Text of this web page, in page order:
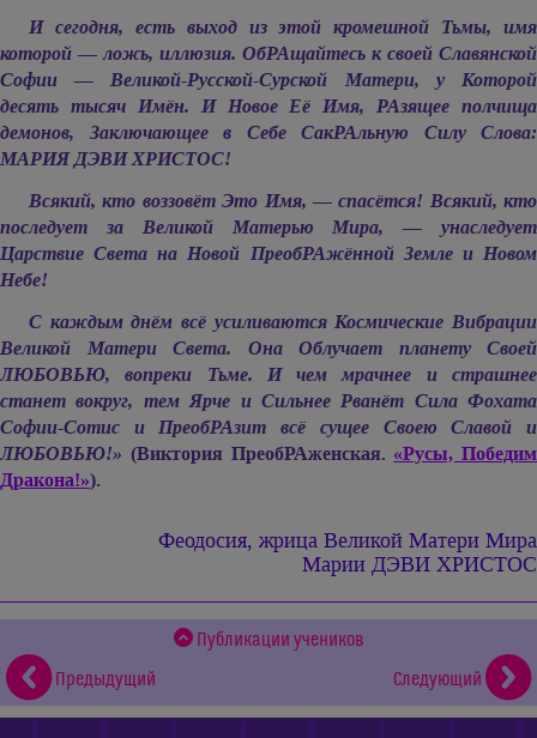
И сегодня, есть выход из этой кромешной Тьмы, имя
которой — ложь, иллюзия. ОбРАщайтесь к своей Славянской
Софии — Великой-Русской-Сурской Матери, у Которой
десять тысяч Имён. И Новое Её Имя, РАзящее полчища
демонов, Заключающее в Себе СакРАльную Силу Слова:
МАРИЯ ДЭВИ ХРИСТОС!
Всякий, кто воззовёт Это Имя, — спасётся! Всякий, кто
последует за Великой Матерью Мира, — унаследует
Царствие Света на Новой ПреобРАжённой Земле и Новом
Небе!
С каждым днём всё усиливаются Космические Вибрации
Великой Матери Света. Она Облучает планету Своей
ЛЮБОВЬЮ, вопреки Тьме. И чем мрачнее и страшнее
станет вокруг, тем Ярче и Сильнее Рванёт Сила Фохата
Софии-Сотис и ПреобРАзит всё сущее Своею Славой и
ЛЮБОВЬЮ!» (Виктория ПреобРАженская. «Русы, Победим
Дракона!»).
Феодосия, жрица Великой Матери Мира
Марии ДЭВИ ХРИСТОС
Публикации учеников
Предыдущий
Следующий